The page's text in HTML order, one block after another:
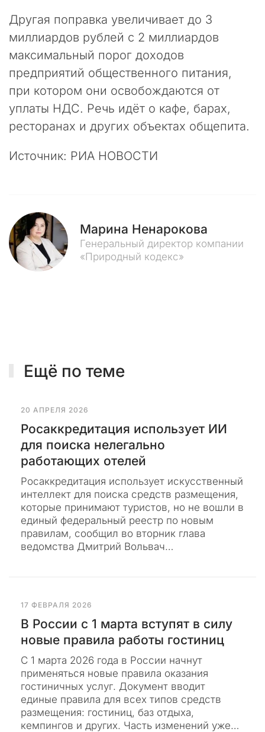
Другая поправка увеличивает до 3
миллиардов рублей с 2 миллиардов
максимальный порог доходов
предприятий общественного питания,
при котором они освобождаются от
уплаты НДС. Речь идёт о кафе, барах,
ресторанах и других объектах общепита.
Источник: РИА НОВОСТИ
Марина Ненарокова
Генеральный директор компании
«Природный кодекс»
Ещё по теме
20 АПРЕЛЯ 2026
Росаккредитация использует ИИ
для поиска нелегально
работающих отелей
Росаккредитация использует искусственный
интеллект для поиска средств размещения,
которые принимают туристов, но не вошли в
единый федеральный реестр по новым
правилам, сообщил во вторник глава
ведомства Дмитрий Вольвач…
17 ФЕВРАЛЯ 2026
В России с 1 марта вступят в силу
новые правила работы гостиниц
С 1 марта 2026 года в России начнут
применяться новые правила оказания
гостиничных услуг. Документ вводит
единые правила для всех типов средств
размещения: гостиниц, баз отдыха,
кемпингов и других. Часть изменений уже…
В
о
с
л
д
н
и
е
л
ь
к
о
м
ф
и
л
ь
н
й
с
а
й
т
к
а
л
т
и
н
г
о
в
о
й